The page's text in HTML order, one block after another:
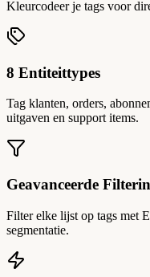
Kleurcodeer je tags voor
8 Entiteittypes
Tag klanten, orders,
uitgaven en support items.
Geavanceerde
Filter elke lijst op tags met
segmentatie.